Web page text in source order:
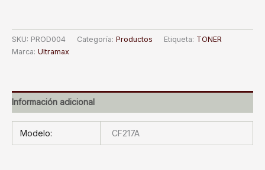
SKU: PROD004 Categoría: Productos Etiqueta: TONER
Marca: Ultramax
Información adicional
Modelo: CF217A